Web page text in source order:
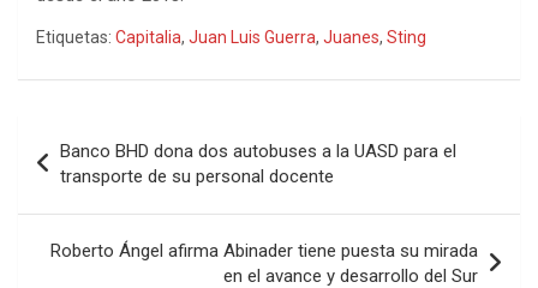
Etiquetas: Capitalia, Juan Luis Guerra, Juanes, Sting
de
entradas
Banco BHD dona dos autobuses a la UASD para el
transporte de su personal docente
Roberto Ángel afirma Abinader tiene puesta su mirada
en el avance y desarrollo del Sur